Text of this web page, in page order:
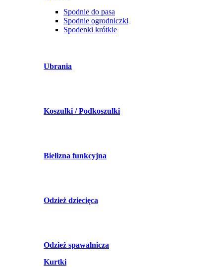
Spodnie do pasa
Spodnie ogrodniczki
Spodenki krótkie
Ubrania
Koszulki / Podkoszulki
Bielizna funkcyjna
Odzież dziecięca
Odzież spawalnicza
Kurtki